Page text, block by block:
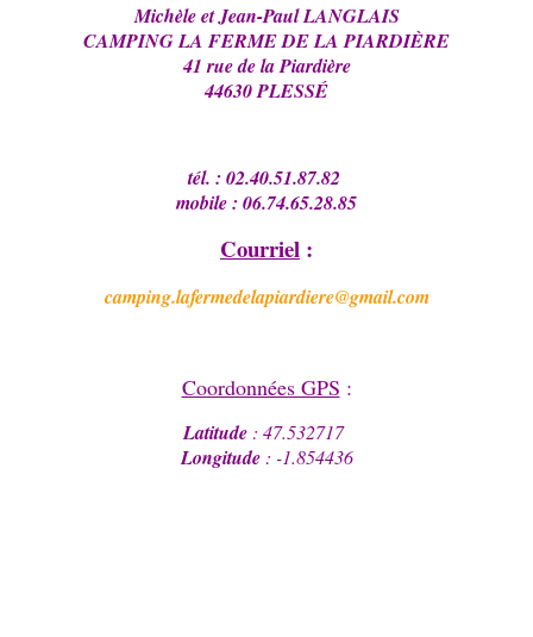
Michèle et Jean-Paul LANGLAIS
CAMPING LA FERME DE LA PIARDIÈRE
41 rue de la Piardière
44630 PLESSÉ
tél. : 02.40.51.87.82
mobile : 06.74.65.28.85
Courriel :
camping.lafermedelapiardiere@gmail.com
Coordonnées GPS :
Latitude : 47.532717
Longitude: -1.854436